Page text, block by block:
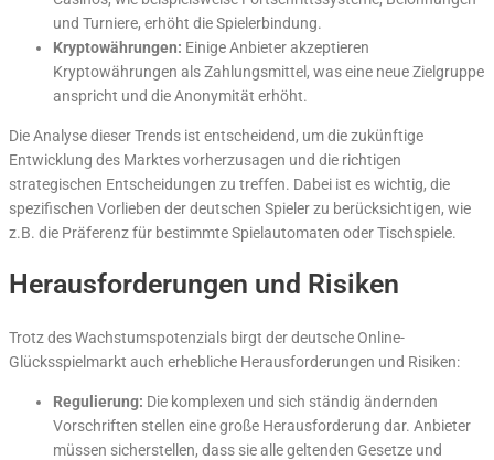
und Turniere, erhöht die Spielerbindung.
Kryptowährungen: Einige Anbieter akzeptieren
Kryptowährungen als Zahlungsmittel, was eine neue Zielgruppe
anspricht und die Anonymität erhöht.
Die Analyse dieser Trends ist entscheidend, um die zukünftige
Entwicklung des Marktes vorherzusagen und die richtigen
strategischen Entscheidungen zu treffen. Dabei ist es wichtig, die
spezifischen Vorlieben der deutschen Spieler zu berücksichtigen, wie
z.B. die Präferenz für bestimmte Spielautomaten oder Tischspiele.
Herausforderungen und Risiken
Trotz des Wachstumspotenzials birgt der deutsche Online-
Glücksspielmarkt auch erhebliche Herausforderungen und Risiken:
Regulierung: Die komplexen und sich ständig ändernden
Vorschriften stellen eine große Herausforderung dar. Anbieter
müssen sicherstellen, dass sie alle geltenden Gesetze und